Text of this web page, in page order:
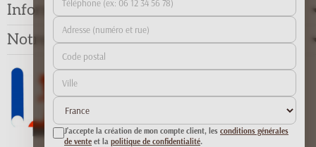
J'accepte la création de mon compte client, les conditions générales
de vente et la politique de confidentialité.
Informations
Notre société